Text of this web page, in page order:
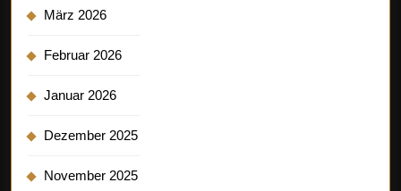
März 2026
Februar 2026
Januar 2026
Dezember 2025
November 2025